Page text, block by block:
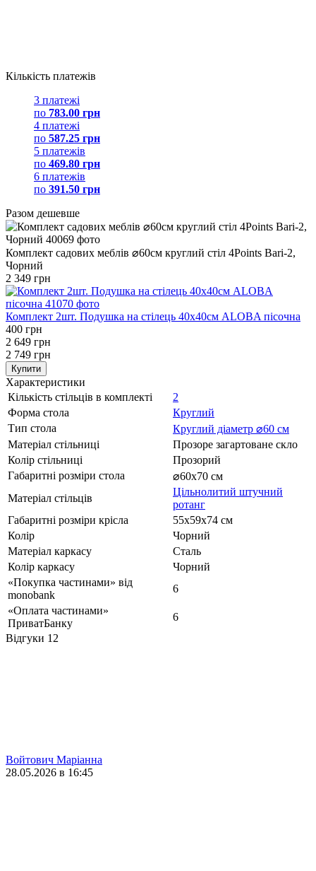
Кількість платежів
3 платежі
по 783.00 грн
4 платежі
по 587.25 грн
5 платежів
по 469.80 грн
6 платежів
по 391.50 грн
Разом дешевше
Комплект садових меблів ⌀60см круглий стіл 4Points Bari-2,
Чорний
2 349 грн
Комплект 2шт. Подушка на стілець 40х40см ALOBA пісочна
400 грн
2 649 грн
2 749 грн
Купити
Характеристики
Кількість стільців в комплекті
2
Форма стола
Круглий
Тип стола
Круглий діаметр ⌀60 см
Матеріал стільниці
Прозоре загартоване скло
Колір стільниці
Прозорий
Габаритні розміри стола
⌀60x70 см
Матеріал стільців
Цільнолитий штучний
ротанг
Габаритні розміри крісла
55х59x74 см
Колір
Чорний
Матеріал каркасу
Сталь
Колір каркасу
Чорний
«Покупка частинами» від
monobank
6
«Оплата частинами»
ПриватБанку
6
Відгуки 12
Войтович Маріанна
28.05.2026 в 16:45